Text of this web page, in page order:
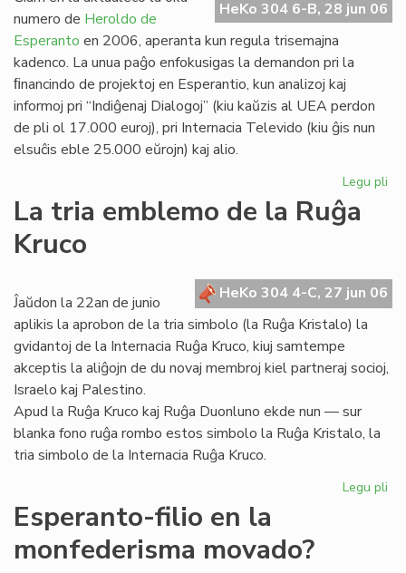
HeKo 304 6-B, 28 jun 06
numero de Heroldo de
Esperanto en 2006, aperanta kun regula trisemajna
kadenco. La unua paĝo enfokusigas la demandon pri la
ﬁnancindo de projektoj en Esperantio, kun analizoj kaj
informoj pri “Indiĝenaj Dialogoj” (kiu kaŭzis al UEA perdon
de pli ol 17.000 euroj), pri Internacia Televido (kiu ĝis nun
elsuĉis eble 25.000 eŭrojn) kaj alio.
Legu pli
La tria emblemo de la Ruĝa
Kruco
HeKo 304 4-C, 27 jun 06
Ĵaŭdon la 22an de junio
aplikis la aprobon de la tria simbolo (la Ruĝa Kristalo) la
gvidantoj de la Internacia Ruĝa Kruco, kiuj samtempe
akceptis la aliĝojn de du novaj membroj kiel partneraj socioj,
Israelo kaj Palestino.
Apud la Ruĝa Kruco kaj Ruĝa Duonluno ekde nun — sur
blanka fono ruĝa rombo estos simbolo la Ruĝa Kristalo, la
tria simbolo de la Internacia Ruĝa Kruco.
Legu pli
Esperanto-filio en la
monfederisma movado?